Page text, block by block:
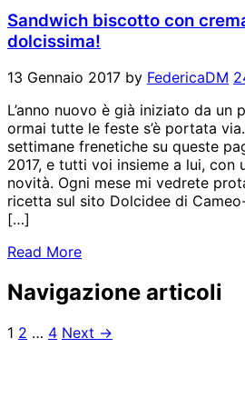
Sandwich biscotto con
dolcissima!
13 Gennaio 2017 by FedericaDM
L’anno nuovo è già iniziato da un
ormai tutte le feste s’è portata
settimane frenetiche su queste
2017, e tutti voi insieme a lui, con
novità. Ogni mese mi vedrete
ricetta sul sito Dolcidee di
[…]
Read More
Navigazione articoli
1 2 … 4 Next →